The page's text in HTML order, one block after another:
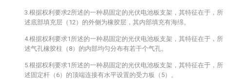
3.根据权利要求2所述的一种易固定的光伏电池板支架，其特征在于，所
述底部填充层（12）的外侧为橡胶层，其内部填充有海绵。
4.根据权利要求1所述的一种易固定的光伏电池板支架，其特征在于，所
述气孔橡胶柱（8）的内部均匀分布有若干个气孔。
5.根据权利要求1所述的一种易固定的光伏电池板支架，其特征在于，所
述固定杆（6）的顶端连接有水平设置的受力板（5）。